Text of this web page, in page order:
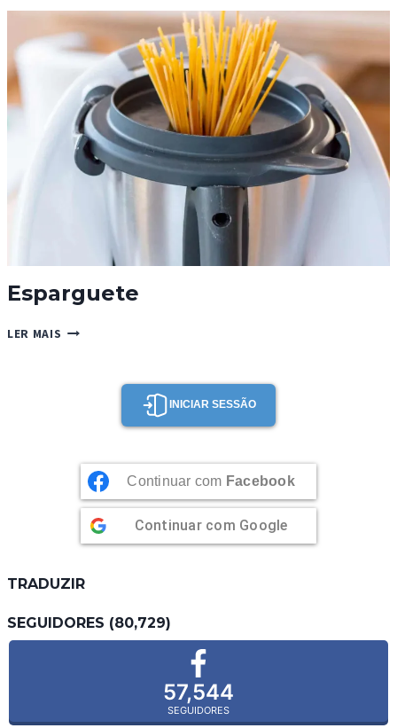
Esparguete
LER MAIS ESPARGUETE
INICIAR SESSÃO
Continuar com Facebook
Continuar com Google
TRADUZIR
SEGUIDORES (80,729)
57,544
SEGUIDORES